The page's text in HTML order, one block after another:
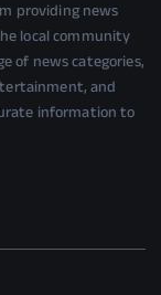
providing news
local community
of news categories,
and
information to